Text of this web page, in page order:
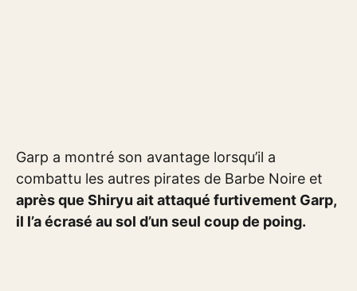
Garp a montré son avantage lorsqu’il a
combattu les autres pirates de Barbe Noire et
après que Shiryu ait attaqué furtivement Garp,
il l’a écrasé au sol d’un seul coup de poing.